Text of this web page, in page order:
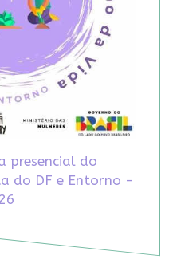
presencial do
do DF e Entorno -